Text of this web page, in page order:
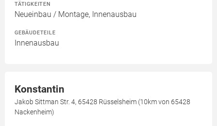
TÄTIGKEITEN
Neueinbau / Montage, Innenausbau
GEBÄUDETEILE
Innenausbau
Konstantin
Jakob Sittman Str. 4, 65428 Rüsselsheim (10km von 65428
Nackenheim)